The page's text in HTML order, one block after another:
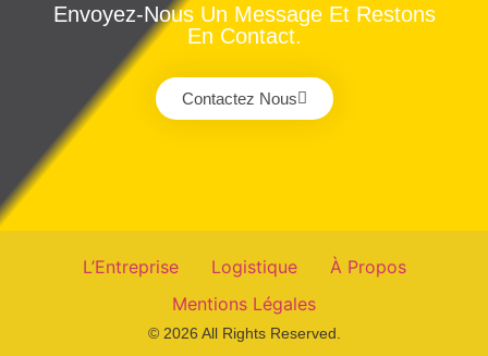
Envoyez-Nous Un Message Et Restons
En Contact.
Contactez Nous
L’Entreprise Logistique
À Propos
Mentions Légales
© 2026 All Rights Reserved.